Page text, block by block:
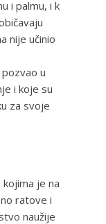
i palmu, i k
nije učinio
u
i koje su
za svoje
je na
ratove i
naužije